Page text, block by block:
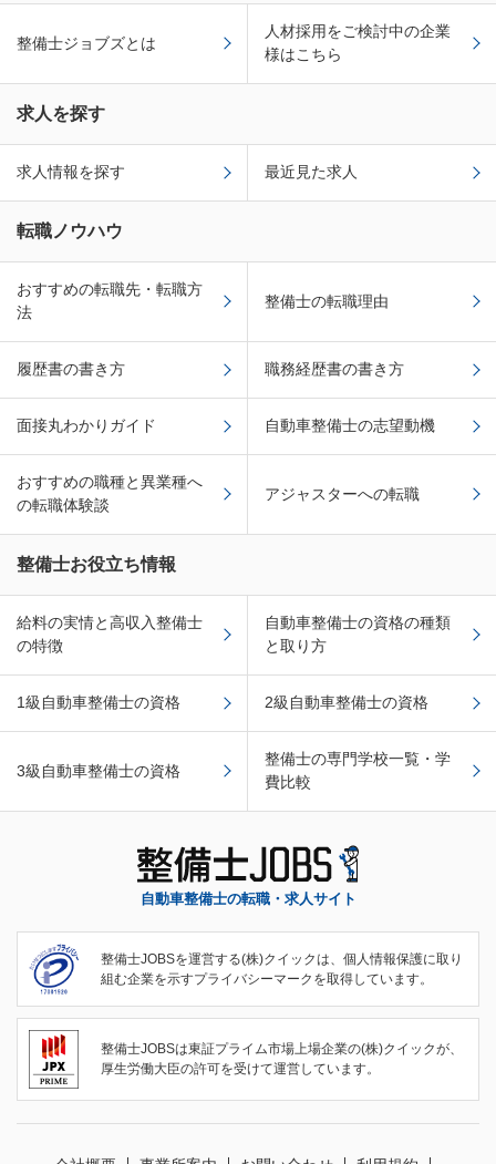
整備士ジョブズとは
人材採用をご検討中の企業
様はこちら
求人を探す
求人情報を探す 最近見た求人
転職ノウハウ
おすすめの転職先・転職方
法
整備士の転職理由
履歴書の書き方 職務経歴書の書き方
面接丸わかりガイド 自動車整備士の志望動機
おすすめの職種と異業種へ
の転職体験談
アジャスターへの転職
整備士お役立ち情報
給料の実情と高収入整備士
の特徴
自動車整備士の資格の種類
と取り方
1級自動車整備士の資格 2級自動車整備士の資格
3級自動車整備士の資格
整備士の専門学校一覧・学
費比較
自動車整備士の転職・求人サイト
整備士JOBSを運営する(株)クイックは、個人情報保護に取り
組む企業を示すプライバシーマークを取得しています。
整備士JOBSは東証プライム市場上場企業の(株)クイックが、
厚生労働大臣の許可を受けて運営しています。